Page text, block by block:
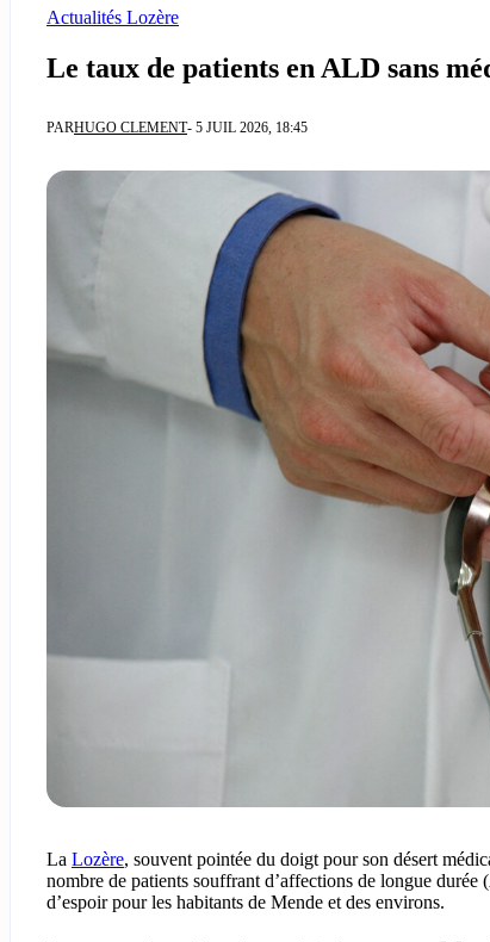
Actualités Lozère
Le taux de patients en ALD sans
PARHUGO CLEMENT- 5 JUIL 2026, 18:45
La Lozère, souvent pointée du doigt pour son désert
nombre de patients souffrant d’affections de longue
d’espoir pour les habitants de Mende et des environs.